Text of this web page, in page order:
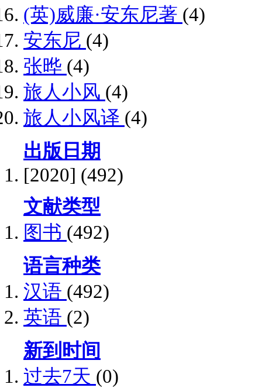
(英)威廉·安东尼著 (4)
安东尼 (4)
张晔 (4)
旅人小风 (4)
旅人小风译 (4)
出版日期
[2020] (492)
文献类型
图书 (492)
语言种类
汉语 (492)
英语 (2)
新到时间
过去7天 (0)